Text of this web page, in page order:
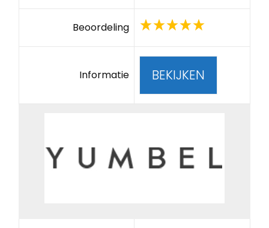
Beoordeling
Informatie BEKIJKEN